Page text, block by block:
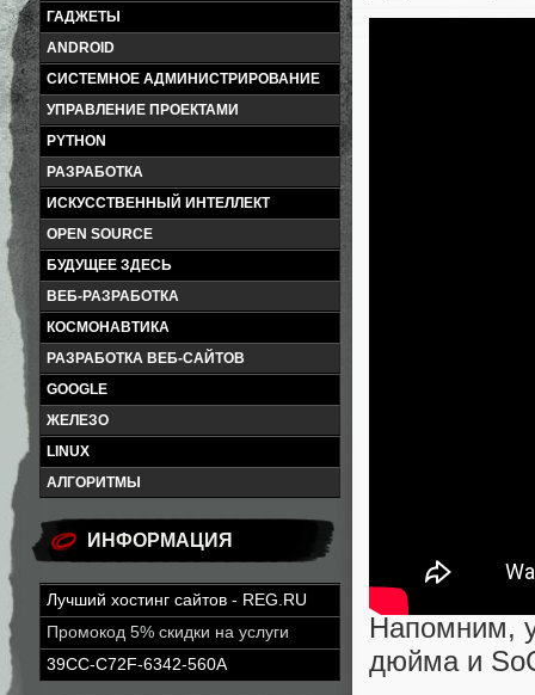
ГАДЖЕТЫ
ANDROID
СИСТЕМНОЕ АДМИНИСТРИРОВАНИЕ
УПРАВЛЕНИЕ ПРОЕКТАМИ
PYTHON
РАЗРАБОТКА
ИСКУССТВЕННЫЙ ИНТЕЛЛЕКТ
OPEN SOURCE
БУДУЩЕЕ ЗДЕСЬ
ВЕБ-РАЗРАБОТКА
КОСМОНАВТИКА
РАЗРАБОТКА ВЕБ-САЙТОВ
GOOGLE
ЖЕЛЕЗО
LINUX
АЛГОРИТМЫ
ИНФОРМАЦИЯ
Лучший хостинг сайтов - REG.RU
Промокод 5% скидки на услуги
39CC-C72F-6342-560A
Напомним,
дюйма и